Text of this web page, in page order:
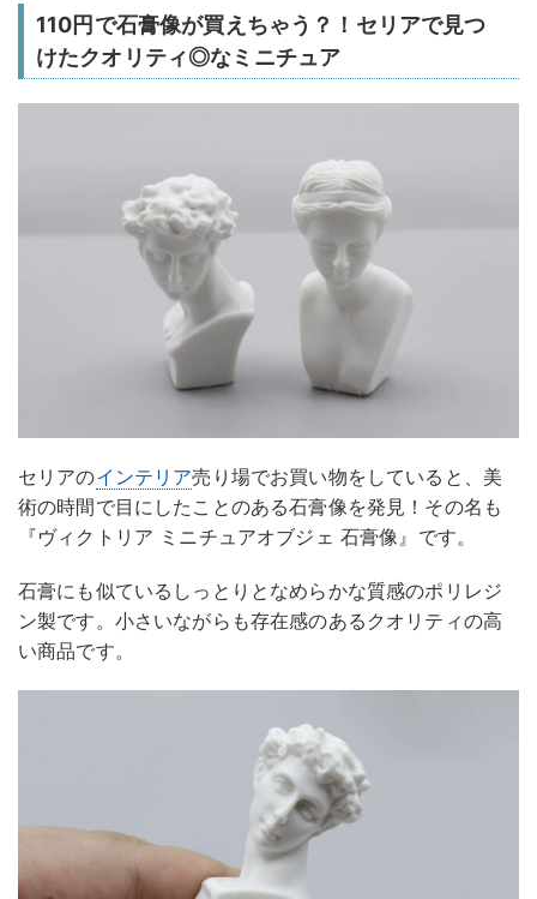
110円で石膏像が買えちゃう？！セリアで見つ
けたクオリティ◎なミニチュア
セリアのインテリア売り場でお買い物をしていると、美
術の時間で目にしたことのある石膏像を発見！その名も
『ヴィクトリア ミニチュアオブジェ 石膏像』です。
石膏にも似ているしっとりとなめらかな質感のポリレジ
ン製です。小さいながらも存在感のあるクオリティの高
い商品です。